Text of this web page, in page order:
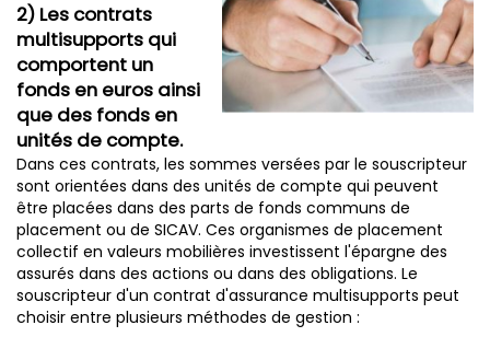
2) Les contrats
multisupports qui
comportent un
fonds en euros ainsi
que des fonds en
unités de compte.
Dans ces contrats, les sommes versées par le souscripteur
sont orientées dans des unités de compte qui peuvent
être placées dans des parts de fonds communs de
placement ou de SICAV. Ces organismes de placement
collectif en valeurs mobilières investissent l'épargne des
assurés dans des actions ou dans des obligations. Le
souscripteur d'un contrat d'assurance multisupports peut
choisir entre plusieurs méthodes de gestion :